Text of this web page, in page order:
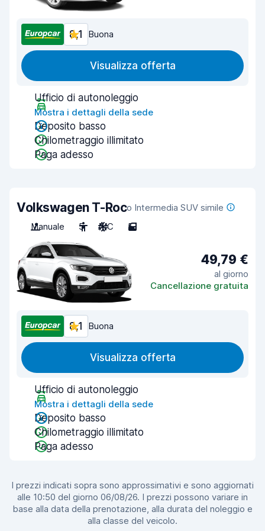
8,1 Buona
Visualizza offerta
Ufficio di autonoleggio
Mostra i dettagli della sede
Deposito basso
Chilometraggio illimitato
Paga adesso
Volkswagen T-Roco Intermedia SUV simile
Manuale
5 A/C 5
49,79 €
al giorno
Cancellazione gratuita
8,1 Buona
Visualizza offerta
Ufficio di autonoleggio
Mostra i dettagli della sede
Deposito basso
Chilometraggio illimitato
Paga adesso
I prezzi indicati sopra sono approssimativi e sono aggiornati
alle 10:50 del giorno 06/08/26. I prezzi possono variare in
base alla data della prenotazione, alla durata del noleggio e
alla classe del veicolo.